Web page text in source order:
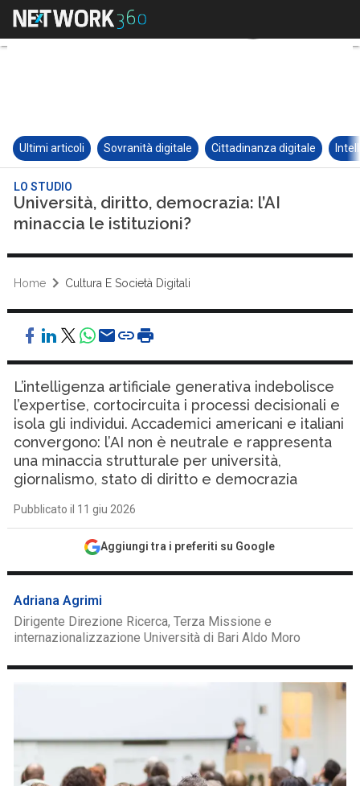
Ultimi articoli Sovranità digitale Cittadinanza digitale
LO STUDIO
Università, diritto, democrazia: l’AI
minaccia le istituzioni?
Home Cultura E Società Digitali
L’intelligenza artificiale generativa indebolisce
l’expertise, cortocircuita i processi decisionali e
isola gli individui. Accademici americani e italiani
convergono: l’AI non è neutrale e rappresenta
una minaccia strutturale per università,
giornalismo, stato di diritto e democrazia
Pubblicato il 11 giu 2026
Aggiungi tra i preferiti su Google
Adriana Agrimi
Dirigente Direzione Ricerca, Terza Missione e
internazionalizzazione Università di Bari Aldo Moro